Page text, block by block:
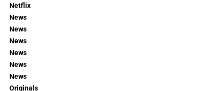
Netflix
News
News
News
News
News
News
Originals